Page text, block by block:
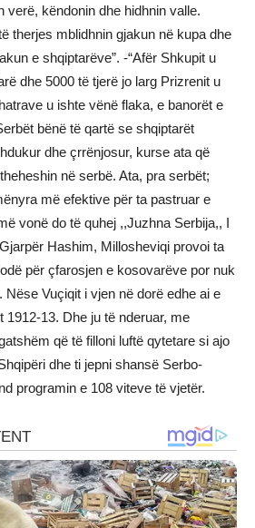
verë, këndonin dhe hidhnin valle.
therjes mblidhnin gjakun në kupa dhe
e shqiptarëve”. -“Afër Shkupit u
dhe 5000 të tjerë jo larg Prizrenit u
u ishte vënë flaka, e banorët e
bënë të qartë se shqiptarët
dhe çrrënjosur, kurse ata që
në serbë. Ata, pra serbët;
më efektive për ta pastruar e
vonë do të quhej ,,Juzhna Serbija,, I
Hashim, Millosheviqi provoi ta
për çfarosjen e kosovarëve por nuk
Nëse Vuçiqit i vjen në dorë edhe ai e
1912-13. Dhe ju të nderuar, me
që të filloni luftë qytetare si ajo
dhe ti jepni shansë Serbo-
programin e 108 viteve të vjetër.